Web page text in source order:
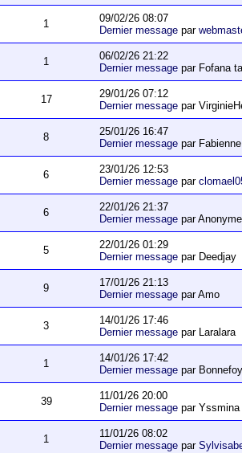
1
09/02/26 08:07
Dernier message par
1
06/02/26 21:22
Dernier message par Fofana
17
29/01/26 07:12
Dernier message par
8
25/01/26 16:47
Dernier message par Fabienne
6
23/01/26 12:53
Dernier message par
6
22/01/26 21:37
Dernier message par
5
22/01/26 01:29
Dernier message par Deedjay
9
17/01/26 21:13
Dernier message par Amo
3
14/01/26 17:46
Dernier message par Laralara
1
14/01/26 17:42
Dernier message par Bonnefoy
39
11/01/26 20:00
Dernier message par Yssmina
1
11/01/26 08:02
Dernier message par